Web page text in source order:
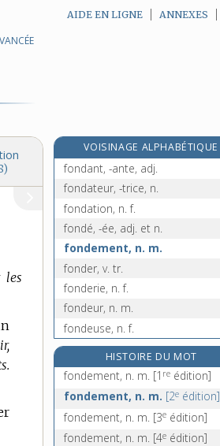
AIDE EN LIGNE ANNEXES
les
VOISINAGE ALPHABÉTIQUE
fondamentaliste, adj.
fondant, -ante, adj.
fondateur, -trice, n.
fondation, n. f.
fondé, -ée, adj. et n.
fondement, n. m.
fonder, v. tr.
fonderie, n. f.
fondeur, n. m.
fondeuse, n. f.
fondis, n. m.
fondoir, n. m.
fonds, n. m.
HISTOIRE DU MOT
fondement, n. m. [1 re édition]
fondement, n. m. [2e édition]
fondement, n. m. [3e édition]
fondement, n. m. [4e édition]